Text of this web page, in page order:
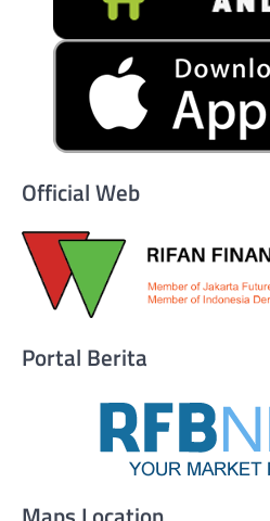
Official Web
Portal Berita